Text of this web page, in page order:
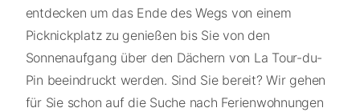
entdecken um das Ende des Wegs von einem
Picknickplatz zu genießen bis Sie von den
Sonnenaufgang über den Dächern von La Tour-du-
Pin beeindruckt werden. Sind Sie bereit? Wir gehen
für Sie schon auf die Suche nach Ferienwohnungen